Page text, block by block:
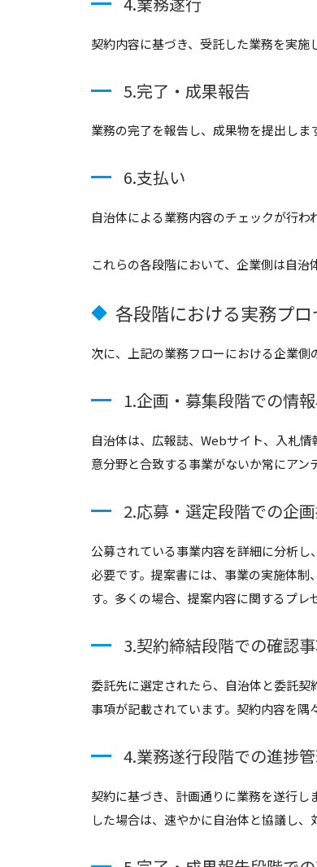
契約内容に基づき、受託した業務を実施
5.完了・成果報告
業務の完了を報告し、成果物を提出しま
6.支払い
自治体による業務内容のチェックが行わ
これらの各段階において、企業側は自治
◆ 各段階における実務プロ
次に、上記の業務フローにおける企業側
1.企画・募集段階での情
自治体は、広報誌、Webサイト、入札
意分野と合致する事業がないか常にアン
2.応募・選定段階での企
公募されている事業内容を詳細に分析
必要です。提案書には、事業の実施体
す。多くの場合、提案内容に関するプレ
3.契約締結段階での確認
委託先に選定されたら、自治体と委託
事項が記載されています。契約内容を隅
4.業務遂行段階での進捗
契約に基づき、計画通りに業務を遂行
した場合は、速やかに自治体と協議し